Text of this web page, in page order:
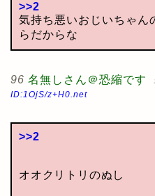
>>2
気持ち悪いおじいちゃん
らだからな
96 名無しさん＠恐縮です
ID:1OjS/z+H0.net
>>2
オオクリトリのぬし